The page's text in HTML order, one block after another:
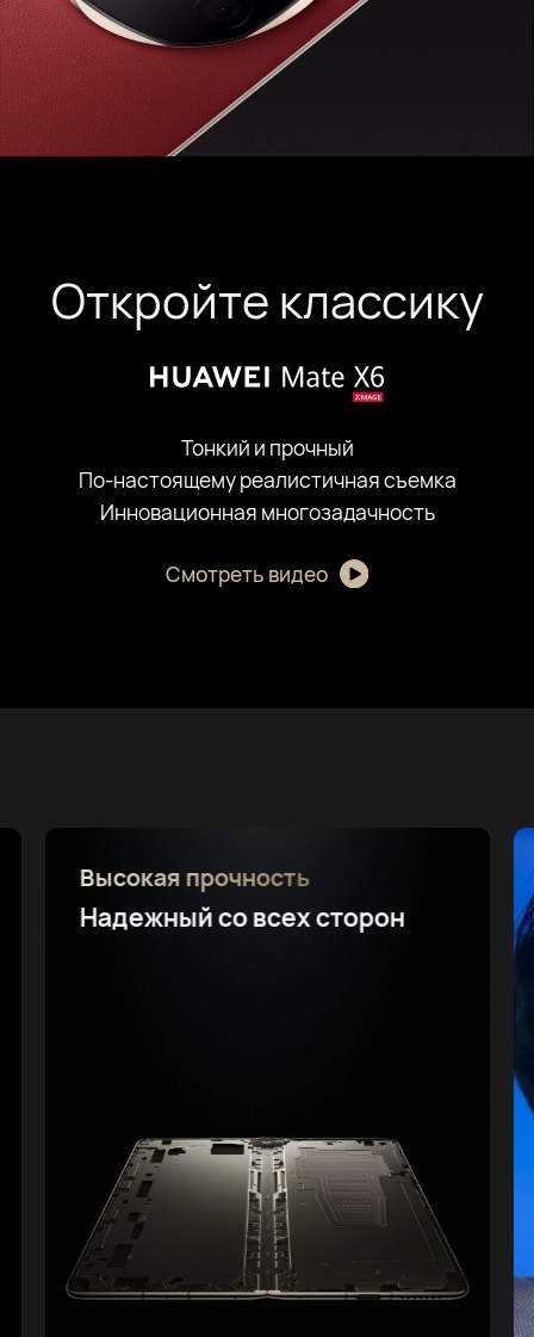
Откройте классику
Тонкий и прочный
По-настоящему реалистичная съемка
Инновационная многозадачность
Смотреть видео
Высокая прочность
Надежный со всех сторон